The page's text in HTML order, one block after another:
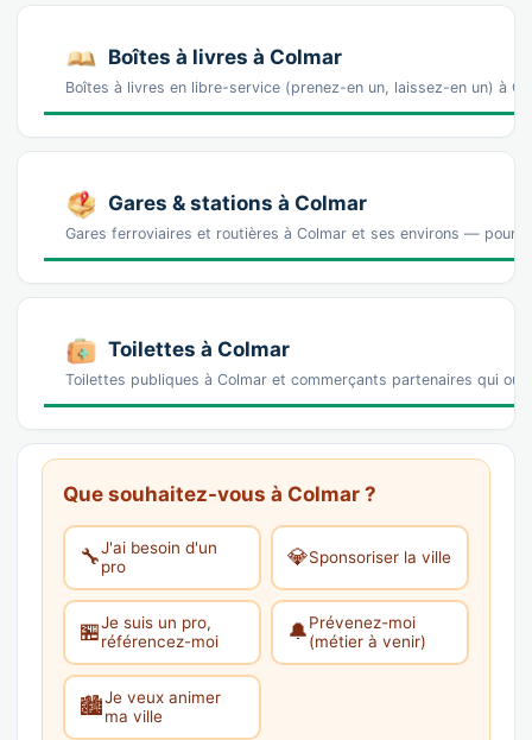
Boîtes à livres à Colmar
Boîtes à livres en libre-service (prenez-en un, laissez-en un) à
Gares & stations à Colmar
Gares ferroviaires et routières à Colmar et ses environs — pour
Toilettes à Colmar
Toilettes publiques à Colmar et commerçants partenaires qui
Que souhaitez-vous à Colmar ?
🔧J'ai besoin d'un
pro
💎Sponsoriser la ville
🏪Je suis un pro,
référencez-moi
🔔Prévenez-moi
(métier à venir)
🏙️Je veux animer
ma ville